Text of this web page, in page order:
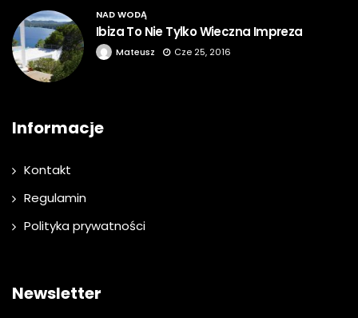
NAD WODĄ
Ibiza To Nie Tylko Wieczna Impreza
Mateusz Cze 25, 2016
Informacje
Kontakt
Regulamin
Polityka prywatności
Newsletter